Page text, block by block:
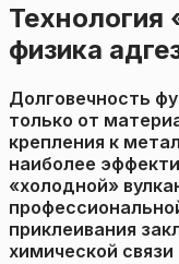
Технология
физика
Долговечность
только от
крепления к
наиболее
«холодной»
приклеивания
химической